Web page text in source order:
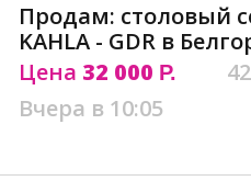
Продам: столовый
KAHLA - GDR в
Цена 32 000 Р.
Вчера в 10:05